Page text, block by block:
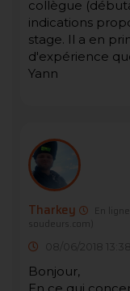
collègue
indications
stage. Il a en
d'expérience
Yann
Tharkey En
soudeurs.com)
08/06/2018
Bonjour,